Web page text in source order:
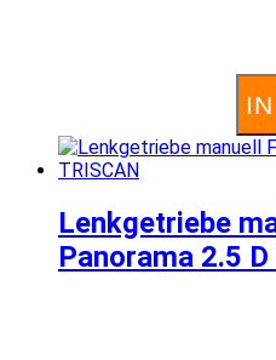
Lenkgetriebe
Panorama 2.5 D